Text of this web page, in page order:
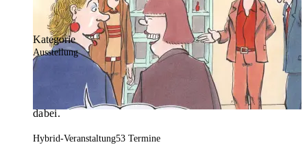
Region
Mit weit über 4.000 Terminen ist der
Veranstaltungskalender der Stadt Dortmund der
umfangreichste der Region. Hier ist für alle was
dabei.
Kategorie
Ausstellung
Hybrid-Veranstaltung53 Termine